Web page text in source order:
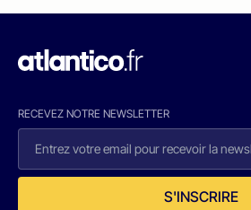
RECEVEZ NOTRE NEWSLETTER
S'INSCRIRE